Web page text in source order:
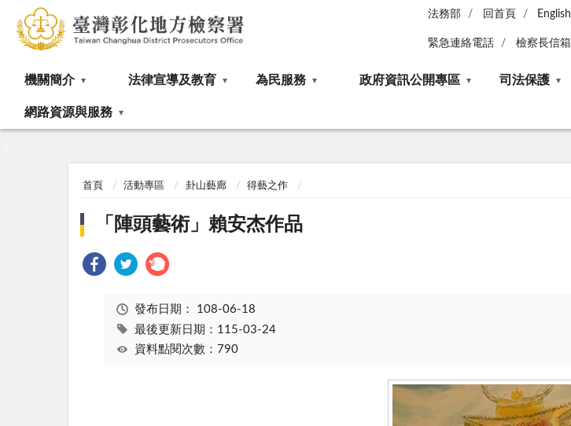
法務部 回首頁 English
緊急連絡電話 檢察長信箱
機關簡介 法律宣導及教育 為民服務 政府資訊公開專區 司法保護
網路資源與服務
首頁 活動專區 卦山藝廊 得藝之作
「陣頭藝術」賴安杰作品
發布日期： 108-06-18
最後更新日期：115-03-24
資料點閱次數：790